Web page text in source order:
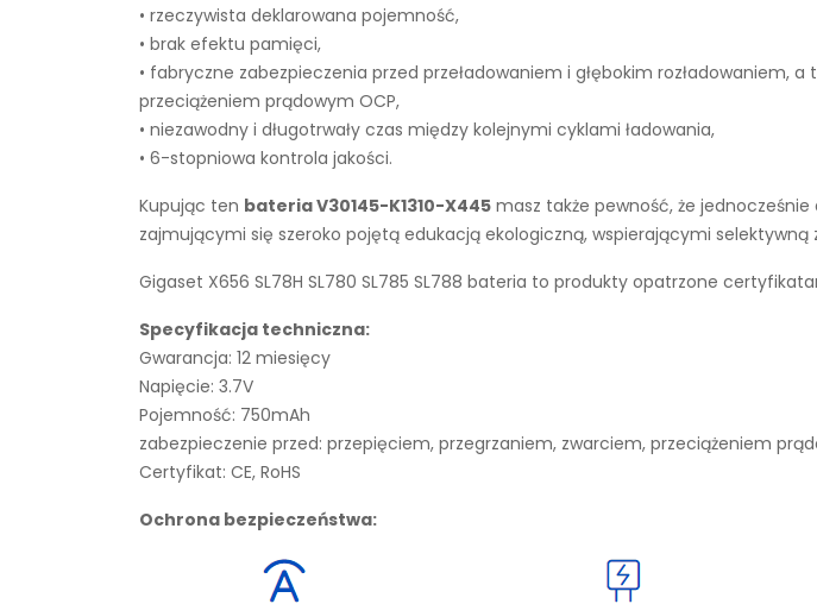
• rzeczywista deklarowana pojemność,
• brak efektu pamięci,
• fabryczne zabezpieczenia przed przeładowaniem i głębokim rozładowaniem,
przeciążeniem prądowym OCP,
• niezawodny i długotrwały czas między kolejnymi cyklami ładowania,
• 6-stopniowa kontrola jakości.
Kupując ten bateria V30145-K1310-X445 masz także pewność, że
zajmującymi się szeroko pojętą edukacją ekologiczną, wspierającymi
Gigaset X656 SL78H SL780 SL785 SL788 bateria to produkty opatrzone
Specyfikacja techniczna:
Gwarancja: 12 miesięcy
Napięcie: 3.7V
Pojemność: 750mAh
zabezpieczenie przed: przepięciem, przegrzaniem, zwarciem, przeciążeniem
Certyfikat: CE, RoHS
Ochrona bezpieczeństwa: